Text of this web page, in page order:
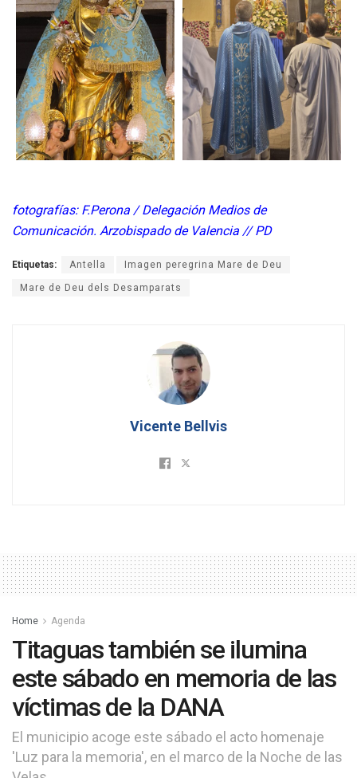
fotografías: F.Perona / Delegación Medios de
Comunicación. Arzobispado de Valencia // PD
Etiquetas: Antella Imagen peregrina Mare de Deu
Mare de Deu dels Desamparats
Vicente Bellvis
Home Agenda
Titaguas también se ilumina
este sábado en memoria de las
víctimas de la DANA
El municipio acoge este sábado el acto homenaje
'Luz para la memoria', en el marco de la Noche de las